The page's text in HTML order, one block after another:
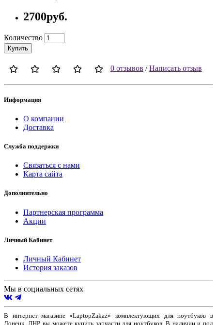
2700руб.
Количество
Купить
0 отзывов /Написать отзыв
Информация
О компании
Доставка
Служба поддержки
Связаться с нами
Карта сайта
Дополнительно
Партнерская программа
Акции
Личный Кабинет
Личный Кабинет
История заказов
Мы в социальных сетях
В интернет–магазине «LaptopZakaz» комплектующих для ноутбуков в
Донецк, ДНР, вы можете купить запчасти для ноутбуков. В наличии и под